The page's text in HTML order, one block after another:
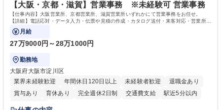
【大阪・京都・滋賀】営業事務 ※未経験可 営業事務
【仕事内容】大阪営業所、京都営業所、滋賀営業所いずれかにて営業事務をお任せ。
【詳細】電話応対・データ入力・伝票や見積の作成・カタログ送付・来客対応・営業所内
で発生する事務業務や業務改善をお任せ。
月給
27万9000円～28万1000円
勤務地
大阪府大阪市淀川区
業界未経験歓迎
年間休日120日以上 未経験者歓迎
退職金あり
賞与あり
育休あり 完全週休2日制 交通費支給
駅近5分以内
土日祝休み